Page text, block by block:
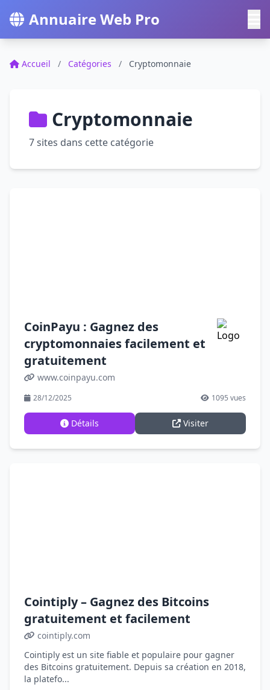
Annuaire Web Pro
Accueil / Catégories / Cryptomonnaie
Cryptomonnaie
7 sites dans cette catégorie
CoinPayu : Gagnez des
cryptomonnaies facilement et
gratuitement
www.coinpayu.com
28/12/2025 1095 vues
Détails Visiter
Cointiply – Gagnez des Bitcoins
gratuitement et facilement
cointiply.com
Cointiply est un site fiable et populaire pour gagner
des Bitcoins gratuitement. Depuis sa création en 2018,
la platefo...